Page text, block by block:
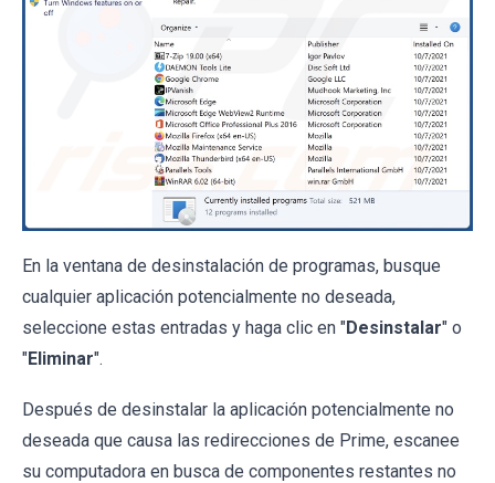
En la ventana de desinstalación de programas, busque
cualquier aplicación potencialmente no deseada,
seleccione estas entradas y haga clic en "Desinstalar" o
"Eliminar".
Después de desinstalar la aplicación potencialmente no
deseada que causa las redirecciones de Prime, escanee
su computadora en busca de componentes restantes no